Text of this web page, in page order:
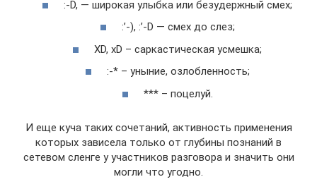
:-D, — широкая улыбка или безудержный смех;
:’-), :’-D — смех до слез;
XD, xD – саркастическая усмешка;
:-* – уныние, озлобленность;
*** – поцелуй.
И еще куча таких сочетаний, активность применения
которых зависела только от глубины познаний в
сетевом сленге у участников разговора и значить они
могли что угодно.